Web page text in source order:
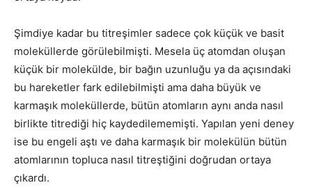
Şimdiye kadar bu titreşimler sadece çok küçük ve basit
moleküllerde görülebilmişti. Mesela üç atomdan oluşan
küçük bir molekülde, bir bağın uzunluğu ya da açısındaki
bu hareketler fark edilebilmişti ama daha büyük ve
karmaşık moleküllerde, bütün atomların aynı anda nasıl
birlikte titrediği hiç kaydedilememişti. Yapılan yeni deney
ise bu engeli aştı ve daha karmaşık bir molekülün bütün
atomlarının topluca nasıl titreştiğini doğrudan ortaya
çıkardı.